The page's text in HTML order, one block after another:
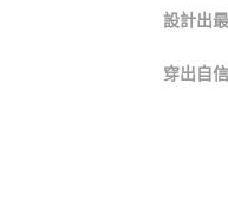
５．嚴禁一人註冊多個帳號或
恩沛科技股份有限公司將有權
貨到付款 約3~5天到貨，
設計出
穿出自